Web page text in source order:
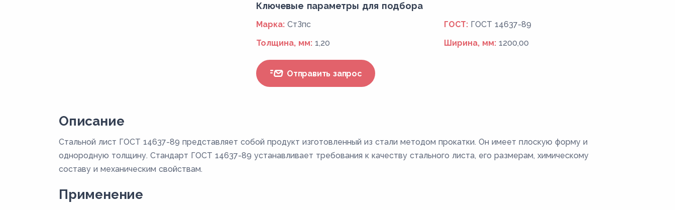
Ключевые параметры для подбора
Марка: СтЗпс ГОСТ: ГОСТ 14637-89
Толщина, мм: 1,20 Ширина, мм: 1200,00
Отправить запрос
Описание
Стальной лист ГОСТ 14637-89 представляет собой продукт изготовленный из стали методом прокатки. Он имеет плоскую форму и
однородную толщину. Стандарт ГОСТ 14637-89 устанавливает требования к качеству стального листа, его размерам, химическому
составу и механическим свойствам.
Применение